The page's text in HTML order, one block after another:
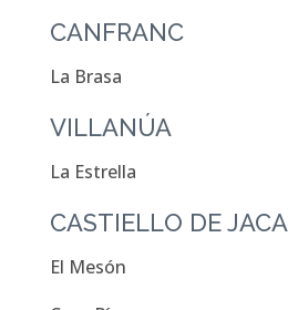
CANFRANC
La Brasa
VILLANÚA
La Estrella
CASTIELLO DE JACA
El Mesón